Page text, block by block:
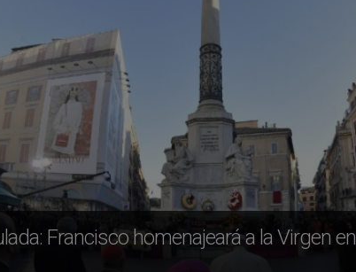
Francisco homenajeará a la Virgen